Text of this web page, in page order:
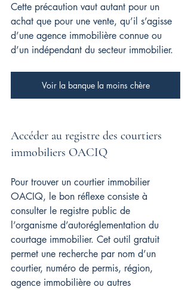
Cette précaution vaut autant pour un
achat que pour une vente, qu’il s’agisse
d’une agence immobilière connue ou
d’un indépendant du secteur immobilier.
Voir la banque la moins chère
Accéder au registre des courtiers
immobiliers OACIQ
Pour trouver un courtier immobilier
OACIQ, le bon réflexe consiste à
consulter le registre public de
l’organisme d’autoréglementation du
courtage immobilier. Cet outil gratuit
permet une recherche par nom d’un
courtier, numéro de permis, région,
agence immobilière ou autres